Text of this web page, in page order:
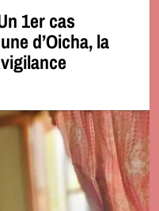
1er cas
d’Oicha, la